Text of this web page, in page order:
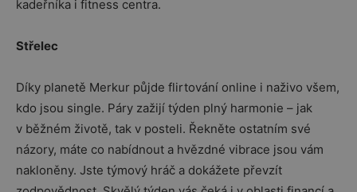
kadeřníka i fitness centra.
Střelec
Díky planetě Merkur půjde flirtování online i naživo všem,
kdo jsou single. Páry zažijí týden plný harmonie – jak
v běžném životě, tak v posteli. Řekněte ostatním své
názory, máte co nabídnout a hvězdné vibrace jsou vám
nakloněny. Jste týmový hráč a dokážete převzít